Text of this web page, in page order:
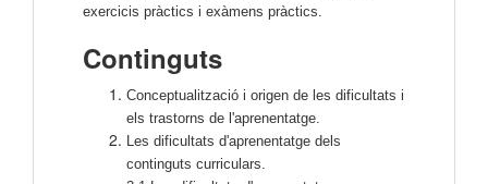
exercicis pràctics i exàmens pràctics.
Continguts
Conceptualització i origen de les dificultats i
els trastorns de l'aprenentatge.
Les dificultats d'aprenentatge dels
continguts curriculars.